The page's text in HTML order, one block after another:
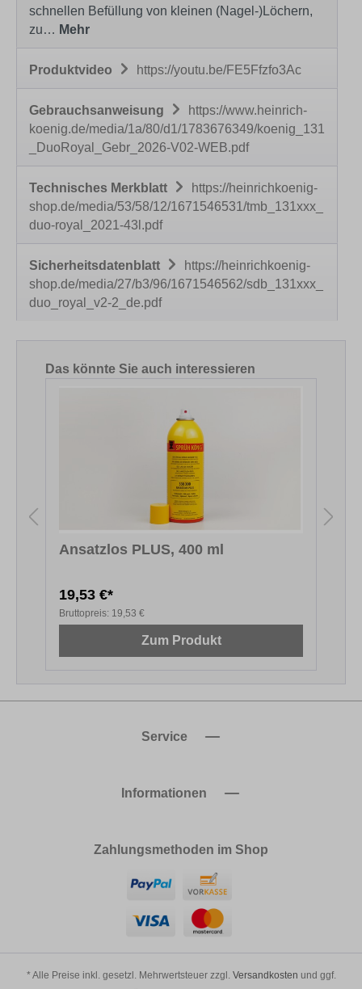
schnellen Befüllung von kleinen (Nagel-)Löchern,
zu… Mehr
Produktvideo https://youtu.be/FE5Ffzfo3Ac
Gebrauchsanweisung
https://www.heinrich-
koenig.de/media/1a/80/d1/1783676349/koenig_131
_DuoRoyal_Gebr_2026-V02-WEB.pdf
Technisches Merkblatt
https://heinrichkoenig-
shop.de/media/53/58/12/1671546531/tmb_131xxx_
duo-royal_2021-43l.pdf
Sicherheitsdatenblatt
https://heinrichkoenig-
shop.de/media/27/b3/96/1671546562/sdb_131xxx_
duo_royal_v2-2_de.pdf
Produktgalerie überspringen
Das könnte Sie auch interessieren
Ansatzlos PLUS, 400 ml
19,53 €*
Bruttopreis: 19,53 €
Zum Produkt
Service
Informationen
Zahlungsmethoden im Shop
* Alle Preise inkl. gesetzl. Mehrwertsteuer zzgl. Versandkosten und ggf.